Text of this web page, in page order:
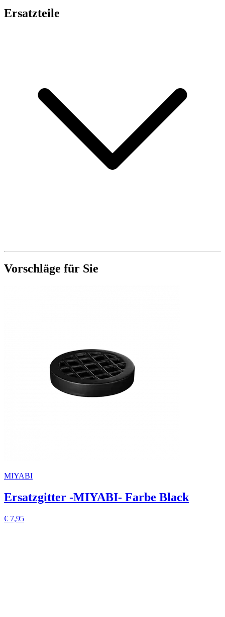
Ersatzteile
Vorschläge für Sie
MIYABI
Ersatzgitter -MIYABI- Farbe Black
€ 7,95